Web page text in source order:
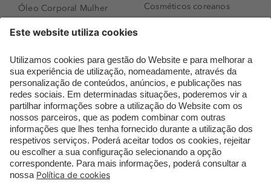
Óleo Corporal Mulher
Sérum de Rosto
Body mist & Spray
corporal
Produtos para Cabelo
Homem
Espuma de Limpeza
Facial
Dermocosmética
Cosméticos coreanos
Perfumes árabes
Novidades
Melhores Perfumes
Femininos
TOP 10: Perfumes
Masculinos
Pestanas Postiças
Creme Rosto Homem